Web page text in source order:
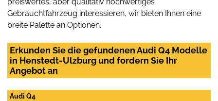
Gebrauchtfahrzeug interessieren, wir bieten Ihnen eine
breite Palette an Optionen.
Erkunden Sie die gefundenen Audi Q4 Modelle
in Henstedt-Ulzburg und fordern Sie Ihr
Angebot an
Audi Q4